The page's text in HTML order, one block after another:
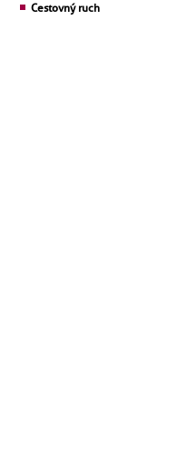
Cestovný ruch